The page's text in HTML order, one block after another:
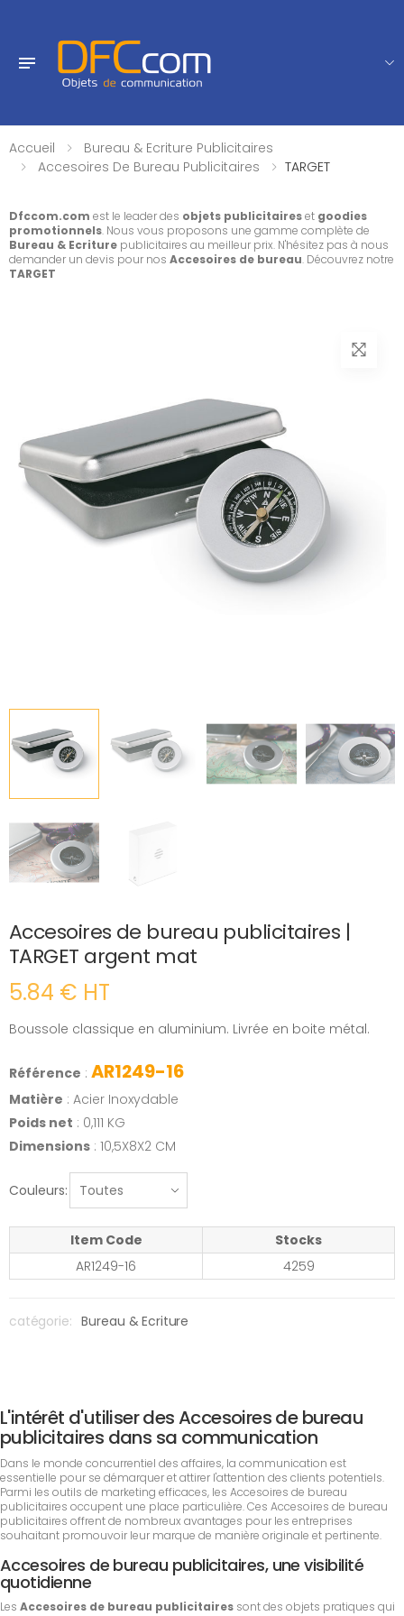
Accueil
Bureau & Ecriture Publicitaires
Accesoires De Bureau Publicitaires
TARGET
Dfccom.com est le leader des objets publicitaireset goodies
promotionnels. Nous vous proposons une gamme complète de
Bureau & Ecriture publicitaires au meilleur prix. N'hésitez pas à nous
demander un devis pour nos Accesoires de bureau. Découvrez notre
TARGET
Accesoires de bureau publicitaires |
TARGET argent mat
5.84 € HT
Boussole classique en aluminium. Livrée en boite métal.
Référence : AR1249-16
Matière : Acier Inoxydable
Poids net : 0,111 KG
Dimensions : 10,5X8X2 CM
Couleurs:
Item Code
Stocks
AR1249-16
4259
catégorie: Bureau & Ecriture
L'intérêt d'utiliser des Accesoires de bureau
publicitaires dans sa communication
Dans le monde concurrentiel des affaires, la communication est
essentielle pour se démarquer et attirer l'attention des clients potentiels.
Parmi les outils de marketing efficaces, les Accesoires de bureau
publicitaires occupent une place particulière. Ces Accesoires de bureau
publicitaires offrent de nombreux avantages pour les entreprises
souhaitant promouvoir leur marque de manière originale et pertinente.
Accesoires de bureau publicitaires, une visibilité
quotidienne
Les Accesoires de bureau publicitaires sont des objets pratiques qui